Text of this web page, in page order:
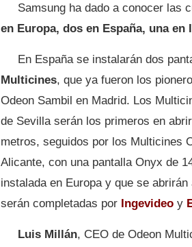
Samsung ha dado a conocer las
en Europa, dos en España, una en
En España se instalarán dos
Multicines, que ya fueron los
Odeon Sambil en Madrid. Los
de Sevilla serán los primeros en
metros, seguidos por los Multicines
Alicante, con una pantalla Onyx de
instalada en Europa y que se
serán completadas por Ingevideo y
Luis Millán, CEO de Odeon